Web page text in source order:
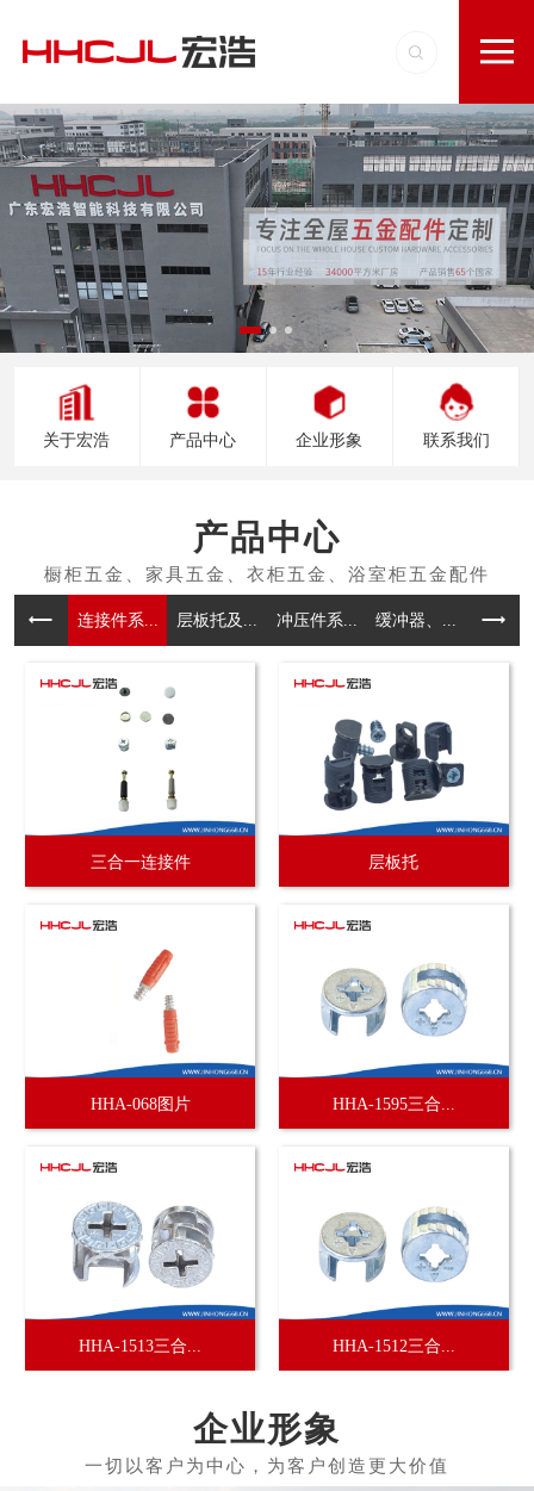
关于宏浩 产品中心 企业形象 联系我们
产品中心
连接件系... 层板托及... 冲压件系... 缓冲器、... 拉手
三合一连接件 层板托
HHA-068图片 HHA-1595三合...
HHA-1513三合... HHA-1512三合...
企业形象